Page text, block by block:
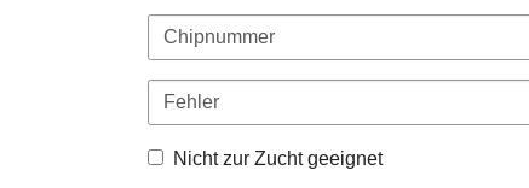
Nicht zur Zucht geeignet